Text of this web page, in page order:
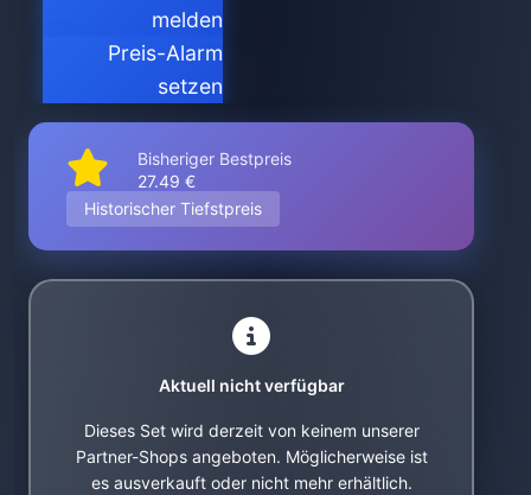
melden
Preis-Alarm
setzen
Bisheriger Bestpreis
27.49 €
Historischer Tiefstpreis
Aktuell nicht verfügbar
Dieses Set wird derzeit von keinem unserer
Partner-Shops angeboten. Möglicherweise ist
es ausverkauft oder nicht mehr erhältlich.